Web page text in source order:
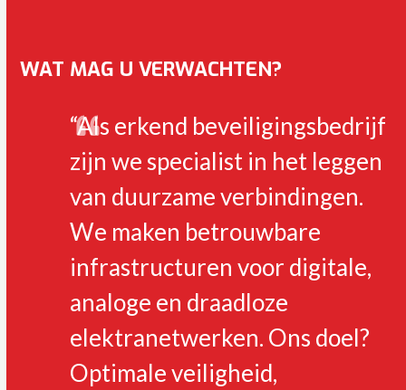
WAT MAG U VERWACHTEN?
“Als erkend beveiligingsbedrijf
zijn we specialist in het leggen
van duurzame verbindingen.
We maken betrouwbare
infrastructuren voor digitale,
analoge en draadloze
elektranetwerken. Ons doel?
Optimale veiligheid,